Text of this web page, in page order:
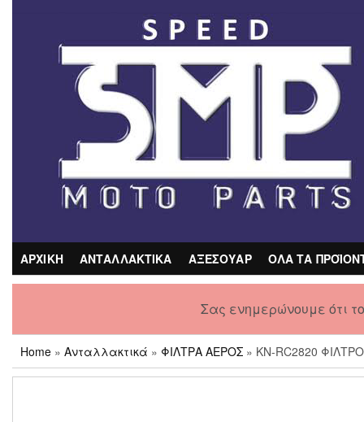
ΑΡΧΙΚΗ ΑΝΤΑΛΛΑΚΤΙΚΑ ΑΞΕΣΟΥΑΡ ΟΛΑ ΤΑ
Σας ενημερώνουμε ότι
Home » Ανταλλακτικά » ΦΙΛΤΡΑ ΑΕΡΟΣ » KN-RC2820